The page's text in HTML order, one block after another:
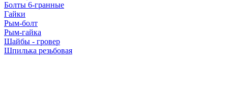
Болты 6-гранные
Гайки
Рым-болт
Рым-гайка
Шайбы - гровер
Шпилька резьбовая